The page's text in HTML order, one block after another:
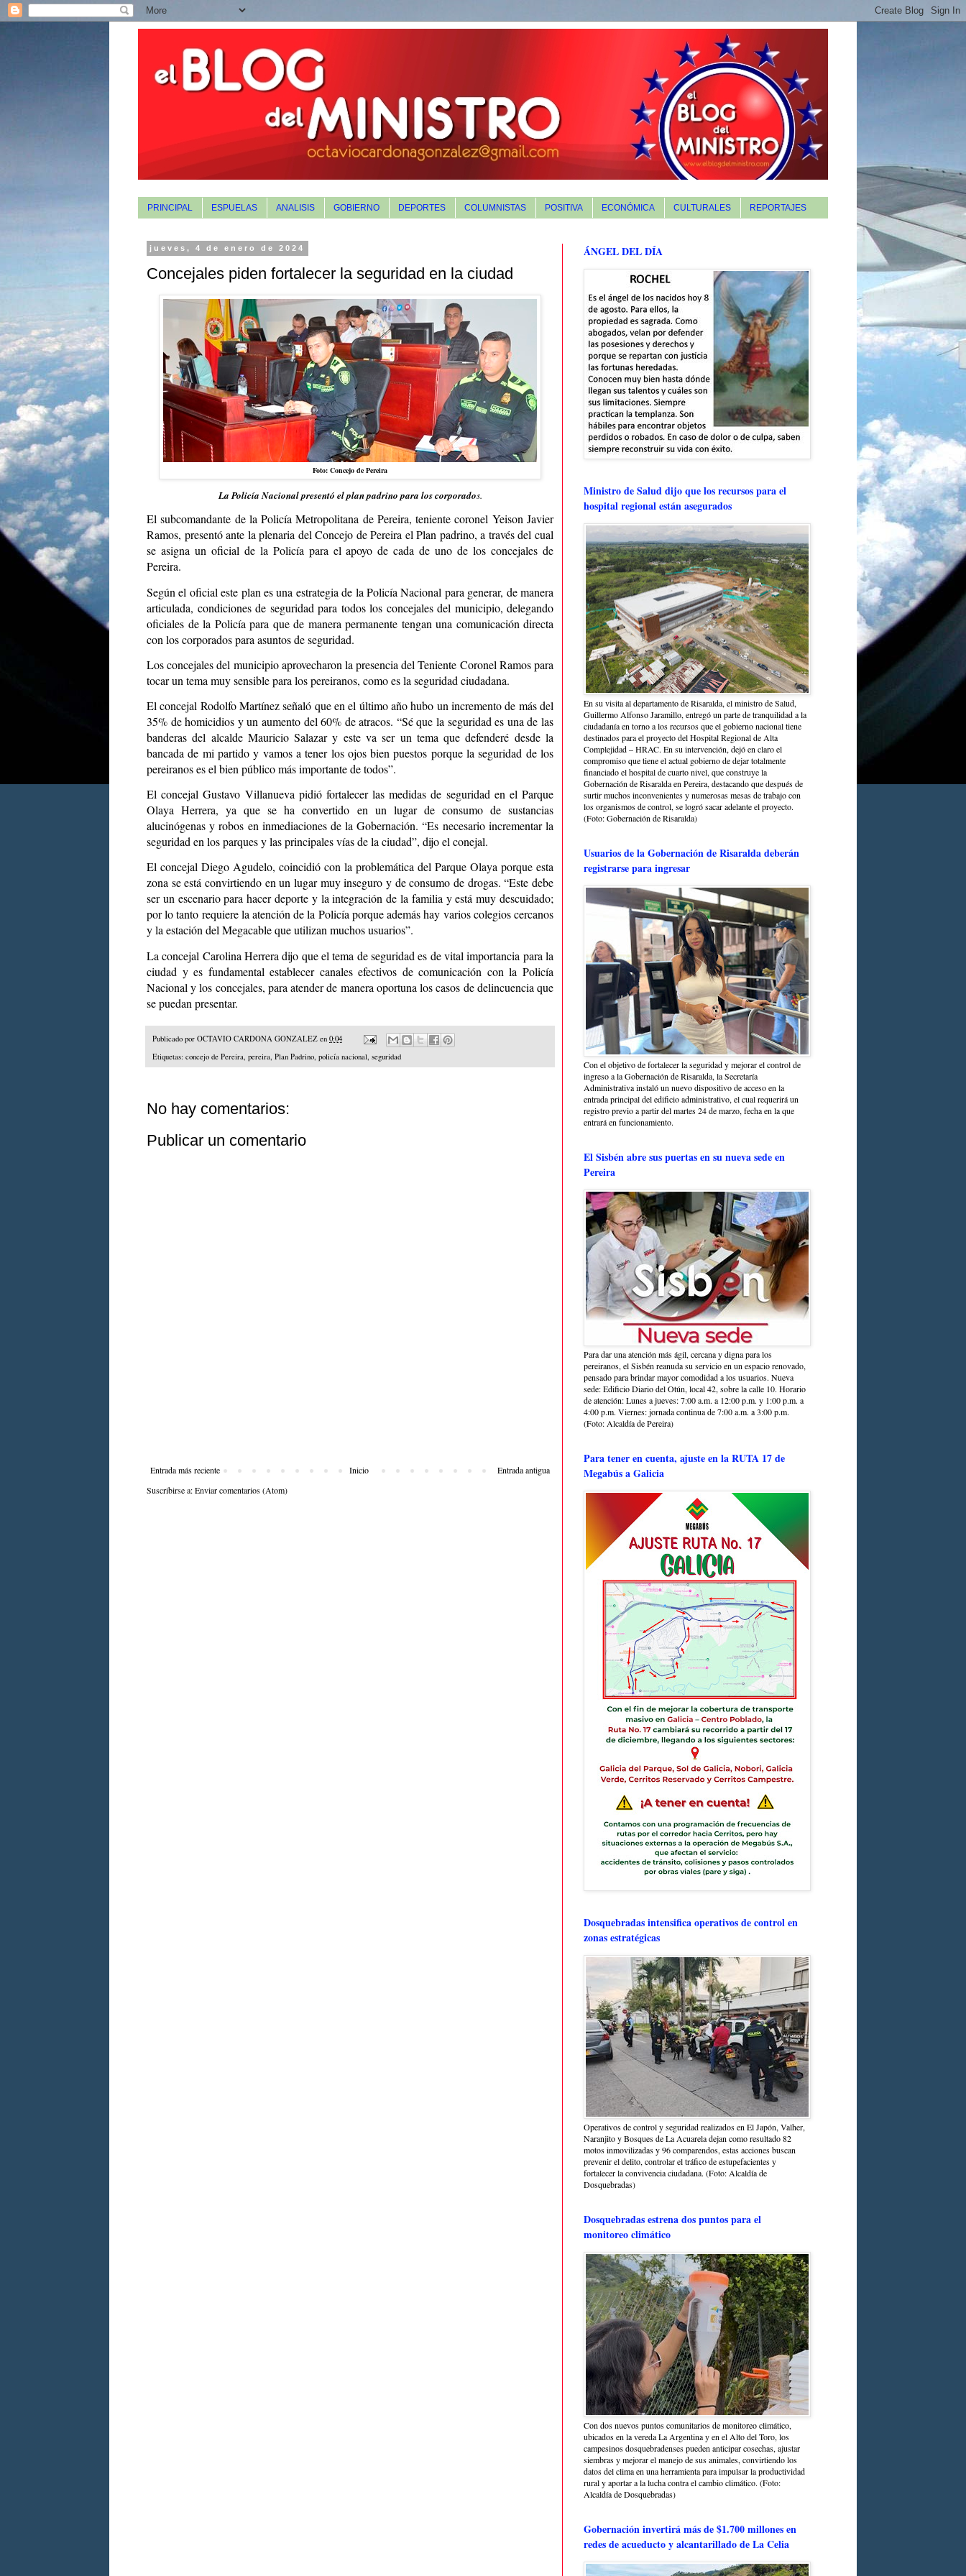
PRINCIPAL ESPUELAS ANALISIS GOBIERNO DEPORTES COLUMNISTAS POSITIVA ECONÓMICA CULTURALES REPORTAJES
jueves, 4 de enero de 2024
Concejales piden fortalecer la seguridad en la ciudad
Foto: Concejo de Pereira
La Policía Nacional presentó el plan padrino para los corporados.
El subcomandante de la Policía Metropolitana de Pereira, teniente coronel Yeison Javier
Ramos, presentó ante la plenaria del Concejo de Pereira el Plan padrino, a través del cual
se asigna un oficial de la Policía para el apoyo de cada de uno de los concejales de
Pereira.
Según el oficial este plan es una estrategia de la Policía Nacional para generar, de manera
articulada, condiciones de seguridad para todos los concejales del municipio, delegando
oficiales de la Policía para que de manera permanente tengan una comunicación directa
con los corporados para asuntos de seguridad.
Los concejales del municipio aprovecharon la presencia del Teniente Coronel Ramos para
tocar un tema muy sensible para los pereiranos, como es la seguridad ciudadana.
El concejal Rodolfo Martínez señaló que en el último año hubo un incremento de más del
35% de homicidios y un aumento del 60% de atracos. “Sé que la seguridad es una de las
banderas del alcalde Mauricio Salazar y este va ser un tema que defenderé desde la
bancada de mi partido y vamos a tener los ojos bien puestos porque la seguridad de los
pereiranos es el bien público más importante de todos”.
El concejal Gustavo Villanueva pidió fortalecer las medidas de seguridad en el Parque
Olaya Herrera, ya que se ha convertido en un lugar de consumo de sustancias
alucinógenas y robos en inmediaciones de la Gobernación. “Es necesario incrementar la
seguridad en los parques y las principales vías de la ciudad”, dijo el conejal.
El concejal Diego Agudelo, coincidió con la problemática del Parque Olaya porque esta
zona se está convirtiendo en un lugar muy inseguro y de consumo de drogas. “Este debe
ser un escenario para hacer deporte y la integración de la familia y está muy descuidado;
por lo tanto requiere la atención de la Policía porque además hay varios colegios cercanos
y la estación del Megacable que utilizan muchos usuarios”.
La concejal Carolina Herrera dijo que el tema de seguridad es de vital importancia para la
ciudad y es fundamental establecer canales efectivos de comunicación con la Policía
Nacional y los concejales, para atender de manera oportuna los casos de delincuencia que
se puedan presentar.
Publicado por OCTAVIO CARDONA GONZALEZ en 0:04
Etiquetas: concejo de Pereira, pereira, Plan Padrino, policía nacional, seguridad
No hay comentarios:
Publicar un comentario
Entrada más reciente Entrada antigua
Inicio
Suscribirse a:Enviar comentarios (Atom)
ÁNGEL DEL DÍA
Ministro de Salud dijo que los recursos para el
hospital regional están asegurados
En su visita al departamento de Risaralda, el ministro de Salud,
Guillermo Alfonso Jaramillo, entregó un parte de tranquilidad a la
ciudadanía en torno a los recursos que el gobierno nacional tiene
destinados para el proyecto del Hospital Regional de Alta
Complejidad – HRAC. En su intervención, dejó en claro el
compromiso que tiene el actual gobierno de dejar totalmente
financiado el hospital de cuarto nivel, que construye la
Gobernación de Risaralda en Pereira, destacando que después de
surtir muchos inconvenientes y numerosas mesas de trabajo con
los organismos de control, se logró sacar adelante el proyecto.
(Foto: Gobernación de Risaralda)
Usuarios de la Gobernación de Risaralda deberán
registrarse para ingresar
Con el objetivo de fortalecer la seguridad y mejorar el control de
ingreso a la Gobernación de Risaralda, la Secretaría
Administrativa instaló un nuevo dispositivo de acceso en la
entrada principal del edificio administrativo, el cual requerirá un
registro previo a partir del martes 24 de marzo, fecha en la que
entrará en funcionamiento.
El Sisbén abre sus puertas en su nueva sede en
Pereira
Para dar una atención más ágil, cercana y digna para los
pereiranos, el Sisbén reanuda su servicio en un espacio renovado,
pensado para brindar mayor comodidad a los usuarios. Nueva
sede: Edificio Diario del Otún, local 42, sobre la calle 10. Horario
de atención: Lunes a jueves: 7:00 a.m. a 12:00 p.m. y 1:00 p.m. a
4:00 p.m. Viernes: jornada continua de 7:00 a.m. a 3:00 p.m.
(Foto: Alcaldía de Pereira)
Para tener en cuenta, ajuste en la RUTA 17 de
Megabús a Galicia
Dosquebradas intensifica operativos de control en
zonas estratégicas
Operativos de control y seguridad realizados en El Japón, Valher,
Naranjito y Bosques de La Acuarela dejan como resultado 82
motos inmovilizadas y 96 comparendos, estas acciones buscan
prevenir el delito, controlar el tráfico de estupefacientes y
fortalecer la convivencia ciudadana. (Foto: Alcaldía de
Dosquebradas)
Dosquebradas estrena dos puntos para el
monitoreo climático
Con dos nuevos puntos comunitarios de monitoreo climático,
ubicados en la vereda La Argentina y en el Alto del Toro, los
campesinos dosquebradenses pueden anticipar cosechas, ajustar
siembras y mejorar el manejo de sus animales, convirtiendo los
datos del clima en una herramienta para impulsar la productividad
rural y aportar a la lucha contra el cambio climático. (Foto:
Alcaldía de Dosquebradas)
Gobernación invertirá más de $1.700 millones en
redes de acueducto y alcantarillado de La Celia